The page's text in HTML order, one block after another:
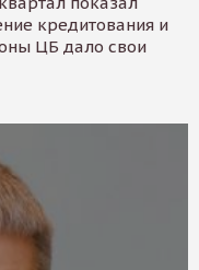
кредитования и
ЦБ дало свои